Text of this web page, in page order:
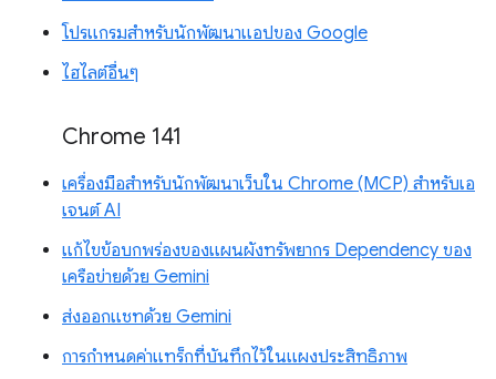
โปรแกรมสำหรับนักพัฒนาแอปของ Google
ไฮไลต์อื่นๆ
Chrome 141
เครื่องมือสำหรับนักพัฒนาเว็บใน Chrome (MCP) สำหรับเอ
เจนต์ AI
แก้ไขข้อบกพร่องของแผนผังทรัพยากร Dependency ของ
เครือข่ายด้วย Gemini
ส่งออกแชทด้วย Gemini
การกำหนดค่าแทร็กที่บันทึกไว้ในแผงประสิทธิภาพ